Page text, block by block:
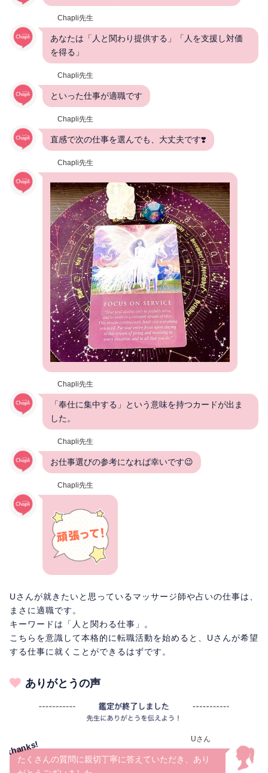
Chapli先生
あなたは「人と関わり提供する」「人を支援し対価
を得る」
Chapli先生
といった仕事が適職です
Chapli先生
直感で次の仕事を選んでも、大丈夫です❣️
Chapli先生
Chapli先生
「奉仕に集中する」という意味を持つカードが出ま
した。
Chapli先生
お仕事選びの参考になれば幸いです😉
Chapli先生
Uさんが就きたいと思っているマッサージ師や占いの仕事は、
まさに適職です。
キーワードは「人と関わる仕事」。
こちらを意識して本格的に転職活動を始めると、Uさんが希望
する仕事に就くことができるはずです。
ありがとうの声
Uさん
たくさんの質問に親切丁寧に答えていただき、あり